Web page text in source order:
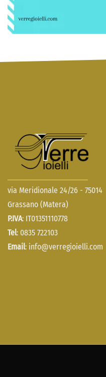
via Meridionale 24/26 - 75014
Grassano (Matera)
P.IVA: IT01351110778
Tel: 0835 722103
Email: info@verregioielli.com